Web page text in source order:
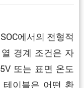
에서의 전형적
경계 조건은 자
또는 표면 온도
테이블은 어떤 환